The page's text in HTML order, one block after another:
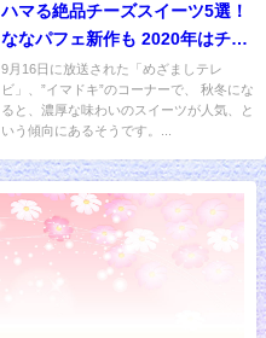
ハマる絶品チーズスイーツ5選！
ななパフェ新作も 2020年はチー
ズに注目
9月16日に放送された「めざましテレ
ビ」、”イマドキ”のコーナーで、 秋冬にな
ると、濃厚な味わいのスイーツが人気、と
いう傾向にあるそうです。...